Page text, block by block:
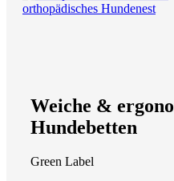
orthopädisches Hundenest
Weiche &
Hundebetten
Green Label